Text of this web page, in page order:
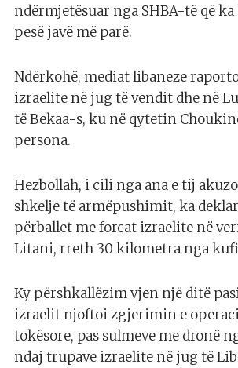
ndërmjetësuar nga SHBA-të që
pesë javë më parë.
Ndërkohë, mediat libaneze
izraelite në jug të vendit dhe në
të Bekaa-s, ku në qytetin
persona.
Hezbollah, i cili nga ana e tij
shkelje të armëpushimit, ka
përballet me forcat izraelite në
Litani, rreth 30 kilometra nga
Ky përshkallëzim vjen një ditë
izraelit njoftoi zgjerimin e
tokësore, pas sulmeve me dronë
ndaj trupave izraelite në jug të